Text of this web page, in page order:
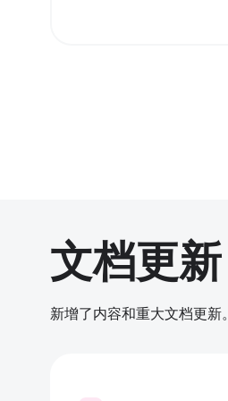
文档更新
新增了内容和重大文档更新。